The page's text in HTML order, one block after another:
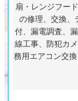
扇・レンジフー
の修理、交換、
付、漏電調査、
線工事、防犯カ
務用エアコン交